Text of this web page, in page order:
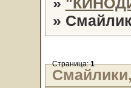
»
Страница:1